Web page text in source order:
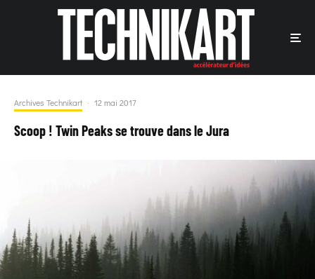
Archives Technikart · 12 mai 2017
Scoop ! Twin Peaks se trouve dans le Jura